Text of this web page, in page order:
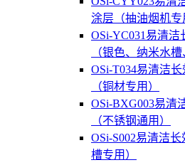
涂层（抽油烟机专
OSi-YC031易清
（银色、纳米水槽
OSi-T034易清洁
（铜材专用）
OSi-BXG003易清
（不锈钢通用）
OSi-S002易清洁
槽专用）